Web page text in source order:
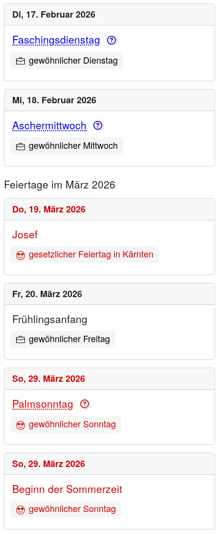
Di, 17. Februar 2026
Faschingsdienstag
gewöhnlicher Dienstag
Mi, 18. Februar 2026
Aschermittwoch
gewöhnlicher Mittwoch
Feiertage im März 2026
Do, 19. März 2026
Josef
gesetzlicher Feiertag in Kärnten
Fr, 20. März 2026
Frühlingsanfang
gewöhnlicher Freitag
So, 29. März 2026
Palmsonntag
gewöhnlicher Sonntag
So, 29. März 2026
Beginn der Sommerzeit
gewöhnlicher Sonntag